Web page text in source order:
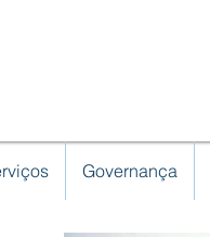
Governança